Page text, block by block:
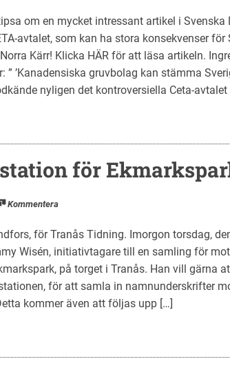
om en mycket intressant artikel i Svenska
avtalet, som kan ha stora konsekvenser för
Kärr! Klicka HÄR för att läsa artikeln.
” ’Kanadensiska gruvbolag kan stämma
nyligen det kontroversiella Ceta-avtalet
för
Kommentera
för Tranås Tidning. Imorgon torsdag,
Wisén, initiativtagare till en samling för
på torget i Tranås. Han vill gärna
för att samla in namnunderskrifter
kommer även att följas upp […]